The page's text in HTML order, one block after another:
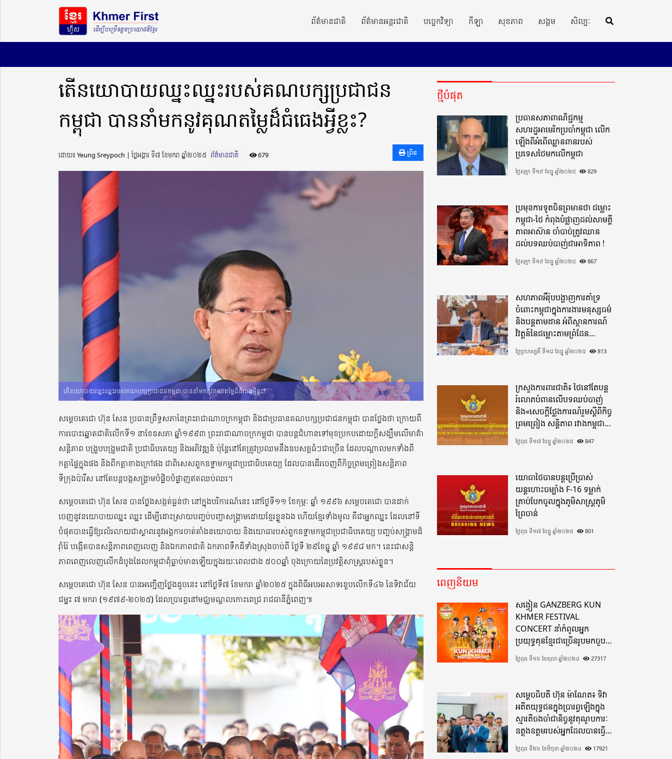
ព័ត៌មានជាតិ ព័ត៌មានអន្តរជាតិ បច្ចេកវិទ្យា កីឡា សុខភាព សង្គម សិល្បៈ
តើនយោបាយឈ្នះឈ្នះរបស់គណបក្សប្រជាជន
កម្ពុជា បាននាំមកនូវគុណតម្លៃដ៏ធំធេងអ្វីខ្លះ?
ដោយ៖ Yeung Sreypoch ​​ | ថ្ងៃអង្គារ ទី៧ ខែមករា ឆ្នាំ២០២៥ ព័ត៌មានជាតិ 679 ព្រីន
តើនយោបាយឈ្នះឈ្នះរបស់គណបក្សប្រជាជនកម្ពុជា បាននាំមកនូវគុណតម្លៃដ៏ធំធេងអ្វីខ្លះ?
សម្តេចតេជោ ហ៊ុន សែន ប្រធានព្រឹទ្ធសភានៃព្រះរាជាណាចក្រកម្ពុជា និងជាប្រធានគណបក្សប្រជាជនកម្ពុជា បានថ្លែងថា ក្រោយពី
ការបោះឆ្នោតជាតិលើកទី១ នាខែឧសភា ឆ្នាំ១៩៩៣ ព្រះរាជាណាចក្រកម្ពុជា បានបន្តជំហានទៅមុខប្រកបដោយក្តីសង្ឃឹមលើមាគ៌ា
សន្តិភាព បង្រួបបង្រួមជាតិ ប្រជាធិបតេយ្យ និងអភិវឌ្ឍន៍ ប៉ុន្តែនៅតែត្រូវប្រឈមនឹងឧបសគ្គធំៗជាច្រើន ដែលបណ្តាលមកទាំងពី
កត្តាផ្ទៃក្នុងផង និងពីកត្តាខាងក្រៅផង ជាពិសេសពួកឧទ្ទាមកម្ពុជាប្រជាធិបតេយ្យ ដែលបានដើរចេញពីកិច្ចព្រមព្រៀងសន្តិភាព
ទីក្រុងប៉ារីស នៅតែបន្តបង្កសង្គ្រាមបំផ្លិចបំផ្លាញឥតឈប់ឈរ។
សម្តេចតេជោ ហ៊ុន សែន បានថ្លែងសង្កត់ធ្ងន់ថា នៅក្នុងបរិការណ៍នេះ នៅថ្ងៃទី១១ ខែកុម្ភៈ ឆ្នាំ ១៩៩៦ សម្តេចតេជោ បានដាក់
ចេញនូវនយោបាយឈ្នះ ឈ្នះ ដើម្បីដោះស្រាយបញ្ចប់បញ្ហាសង្គ្រាមដោយខ្មែរខ្លួនឯង ហើយខ្មែរទាំងមូល គឺជាអ្នកឈ្នះ ដែលនៅទី
បំផុតបានធ្វើឱ្យរលំរលាយជាស្ថាពរនូវអង្គការចាត់តាំងនយោបាយ និងយោធារបស់ពួកឧទ្ទាមកម្ពុជាប្រជាធិបតេយ្យ បញ្ចប់សង្គ្រាមដ៏
រ៉ាំរ៉ៃ បង្កើតបានសន្តិភាពពេញលេញ និងឯកភាពជាតិ ឯកភាពទឹកដីទាំងស្រុងចាប់ពី ថ្ងៃទី ២៩ខែធ្នូ ឆ្នាំ ១៩៩៨ មក។ នេះជាសន្តិ
ភាពពេញលេញលើកដំបូងដែលកម្ពុជាពុំធ្លាប់មានឡើយក្នុងរយៈពេលជាង ៥០០ឆ្នាំ ចុងក្រោយនៃប្រវត្តិសាស្ត្ររបស់ខ្លួន។
សម្តេចតេជោ ហ៊ុន សែន បានអញ្ជើញថ្លែងដូចនេះ នៅថ្ងៃទី៧ ខែមករា ឆ្នាំ២០២៥ ក្នុងពិធីអបអរសាទរខួបលើកទី៤៦ នៃទិវាជ័យ
ជម្នះ ៧ មករា (១៩៧៩-២០២៥) ដែលប្រារព្ធនៅមជ្ឈមណ្ឌលកោះពេជ្រ រាជធានីភ្នំពេញ៕
ថ្មីបំផុត
ប្រធានសភាពាណិជ្ជកម្ម
សហរដ្ឋអាមេរិកប្រចាំកម្ពុជា លើក
ឡើងពីអំពើឈ្លានពានរបស់
ប្រទេសថៃមកលើកម្ពុជា
ថ្ងៃសុក្រ ទី១៩ ខែធ្នូ ឆ្នាំ២០២៥ 829
ប្រមុខការទូតចិនព្រមានថា ជម្លោះ
កម្ពុជា-ថៃ កំពុងបំផ្លាញដល់សាមគ្គី
ភាពអាស៊ាន ចាំបាច់ត្រូវឈាន
ដល់បទឈប់បាញ់ជាអាទិភាព !
ថ្ងៃសុក្រ ទី១៩ ខែធ្នូ ឆ្នាំ២០២៥ 867
សហភាពអឺរ៉ុបបង្ហាញការគាំទ្រ
ចំពោះកម្ពុជាក្នុងការងារមនុស្សធម៌
និងបន្តតាមដាន អំពីស្ថានការណ៍
វិវត្តន៍នៃជម្លោះតាមព្រំដែន
ដោយយកចិត្តទុកដាក់ខ្ពស់
ថ្ងៃព្រហស្បតិ៍ ទី១៨ ខែធ្នូ ឆ្នាំ២០២៥ 813
ក្រសួងការពារជាតិ៖ ថៃនៅតែបន្ត
រំលោភបំពានលើបទឈប់បាញ់
និង«សេចក្តីថ្លែងការណ៍រួមស្តីពីកិច្ច
ព្រមព្រៀង សន្តិភាព រវាងកម្ពុជា
និងថៃ»
ថ្ងៃពុធ ទី១៧ ខែធ្នូ ឆ្នាំ២០២៥ 847
យោធាថៃបានបន្តប្រើប្រាស់
យន្តហោះចម្បាំង F-16 ទម្លាក់
គ្រាប់បែកចូលក្នុងភូមិសាស្ត្រភូមិ
ព្រៃចាន់
ថ្ងៃពុធ ទី១៧ ខែធ្នូ ឆ្នាំ២០២៥ 801
ពេញនិយម
សង្វៀន GANZBERG KUN
KHMER FESTIVAL
CONCERT នាំកំពូលអ្នក
ប្រយុទ្ធគុនខ្មែរជាច្រើនរូបមកចួប
គ្នាលើសង្វៀនគុនខ្មែរតែមួយដ៏
អស្ចារ្យលើទឹកដីខេត្តបាត់ដំបង
ថ្ងៃពុធ ទី១៦ ខែតុលា ឆ្នាំ២០២៤ 27317
សម្តេចធិបតី ហ៊ុន ម៉ាណែត៖ ទិវា
អតីតយុទ្ធជនក្នុងប្រារព្ធឡើងក្នុង
ស្មារតីចងចាំជានិច្ចនូវគុណូបការៈ
ឧត្តុងឧត្តមរបស់អ្នកដែលបានធ្វើ
មហាពលីកម្ម
ថ្ងៃពុធ ទី២៦ ខែមិថុនា ឆ្នាំ២០២៤ 17921